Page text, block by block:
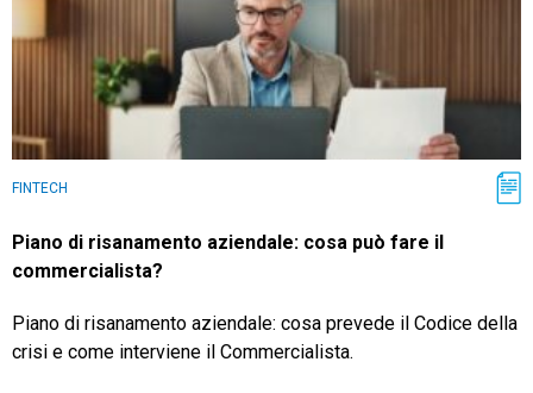
FINTECH
Piano di risanamento aziendale: cosa può fare il
commercialista?
Piano di risanamento aziendale: cosa prevede il Codice della
crisi e come interviene il Commercialista.